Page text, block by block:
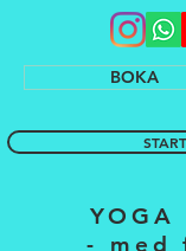
BOKA
YOGA
- med